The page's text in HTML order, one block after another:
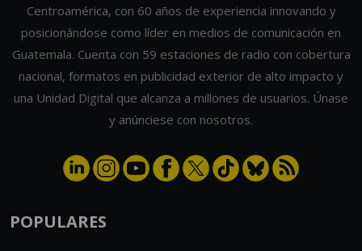
Centroamérica, con 60 años de experiencia innovando y
posicionándose como líder en medios de comunicación en
Guatemala. Cuenta con 59 estaciones de radio con cobertura
nacional, formatos en publicidad exterior de alto impacto y
una Unidad Digital que alcanza a millones de usuarios. Únase
y anúnciese con nosotros.
POPULARES